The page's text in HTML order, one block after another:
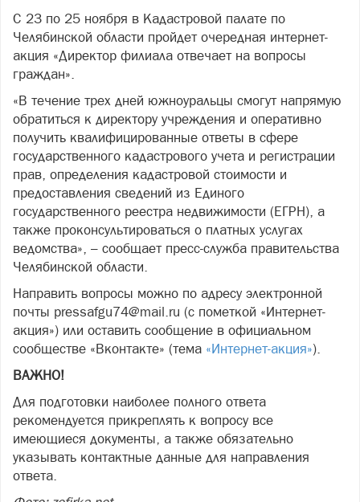
С 23 по 25 ноября в Кадастровой палате по
Челябинской области пройдет очередная интернет-
акция «Директор филиала отвечает на вопросы
граждан».
«В течение трех дней южноуральцы смогут напрямую
обратиться к директору учреждения и оперативно
получить квалифицированные ответы в сфере
государственного кадастрового учета и регистрации
прав, определения кадастровой стоимости и
предоставления сведений из Единого
государственного реестра недвижимости (ЕГРН), а
также проконсультироваться о платных услугах
ведомства», – сообщает пресс-служба правительства
Челябинской области.
Направить вопросы можно по адресу электронной
почты pressafgu74@mail.ru (с пометкой «Интернет-
акция») или оставить сообщение в официальном
сообществе «Вконтакте» (тема «Интернет-акция»).
ВАЖНО!
Для подготовки наиболее полного ответа
рекомендуется прикреплять к вопросу все
имеющиеся документы, а также обязательно
указывать контактные данные для направления
ответа.